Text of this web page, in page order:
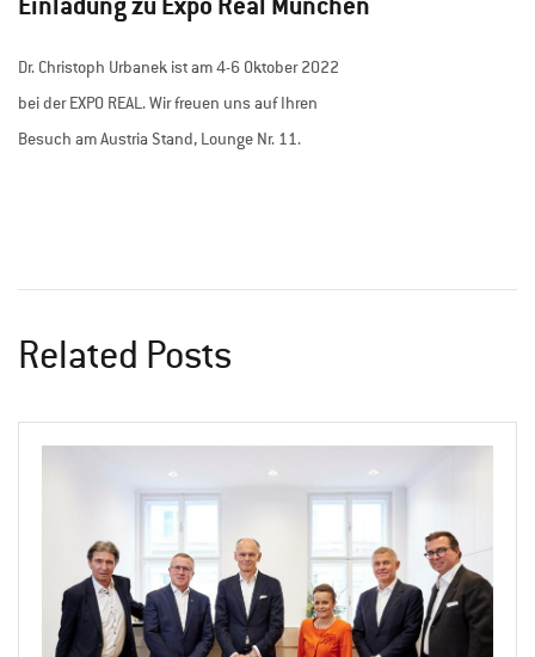
Dr. Christoph Urbanek ist am 4-6 Oktober 2022
bei der EXPO REAL. Wir freuen uns auf Ihren
Besuch am Austria Stand, Lounge Nr. 11.
Related Posts